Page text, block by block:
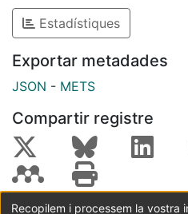
Estadístiques
Exportar metadades
JSON - METS
Compartir registre
Recopilem i processem la vostra